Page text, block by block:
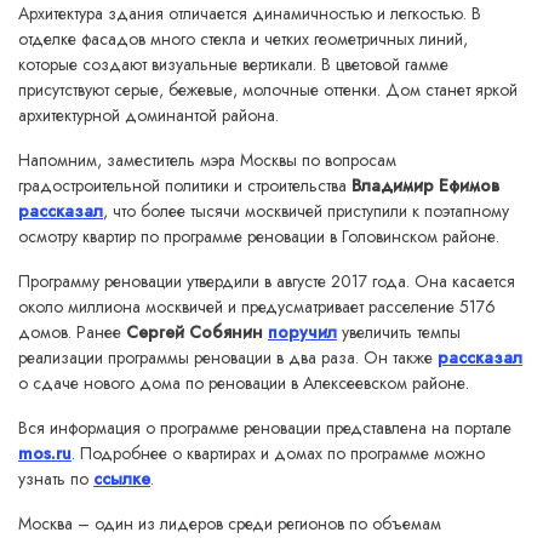
Архитектура здания отличается динамичностью и легкостью. В
отделке фасадов много стекла и четких геометричных линий,
которые создают визуальные вертикали. В цветовой гамме
присутствуют серые, бежевые, молочные оттенки. Дом станет яркой
архитектурной доминантой района.
Напомним, заместитель мэра Москвы по вопросам
градостроительной политики и строительства Владимир Ефимов
рассказал, что более тысячи москвичей приступили к поэтапному
осмотру квартир по программе реновации в Головинском районе.
Программу реновации утвердили в августе 2017 года. Она касается
около миллиона москвичей и предусматривает расселение 5176
домов. Ранее Сергей Собянин поручил увеличить темпы
реализации программы реновации в два раза. Он также рассказал
о сдаче нового дома по реновации в Алексеевском районе.
Вся информация о программе реновации представлена на портале
mos.ru. Подробнее о квартирах и домах по программе можно
узнать по ссылке.
Москва – один из лидеров среди регионов по объемам